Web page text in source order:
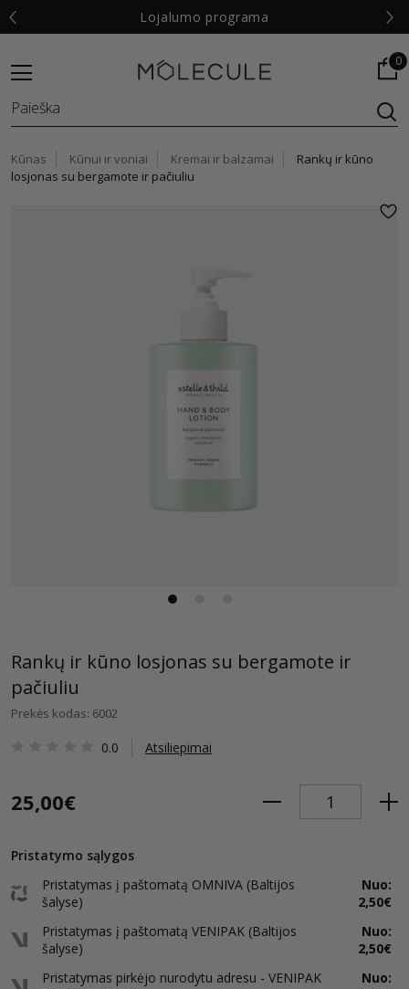
Lojalumo programa
0
Kūnas Kūnui ir voniai Kremai ir balzamai
Rankų ir kūno
losjonas su bergamote ir pačiuliu
Rankų ir kūno losjonas su bergamote ir
pačiuliu
Prekės kodas: 6002
0.0 Atsiliepimai
25,00€
Pristatymo sąlygos
Pristatymas į paštomatą OMNIVA (Baltijos
šalyse)
Nuo:
2,50€
Pristatymas į paštomatą VENIPAK (Baltijos
šalyse)
Nuo:
2,50€
Pristatymas pirkėjo nurodytu adresu - VENIPAK
Nuo: